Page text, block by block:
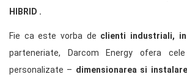
HIBRID .
Fie ca este vorba de clienti industriali,
parteneriate, Darcom Energy ofera
personalizate – dimensionarea si